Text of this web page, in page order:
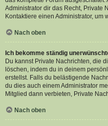
Administrator dir das Recht, Private
Kontaktiere einen Administrator, um
Nach oben
Ich bekomme ständig
Du kannst Private Nachrichten, die
löschen, indem du in deinem
erstellst. Falls du belästigende
du dies auch einem Administrator
Mitglied dann verbieten, Private
Nach oben